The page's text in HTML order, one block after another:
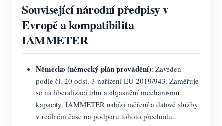
Související národní předpisy v
Evropě a kompatibilita
IAMMETER
Německo (německý plán provádění): Zaveden
podle čl. 20 odst. 3 nařízení EU 2019/943. Zaměřuje
se na liberalizaci trhu a objasnění mechanismů
kapacity. IAMMETER nabízí měření a datové služby
v reálném čase na podporu tohoto přechodu.